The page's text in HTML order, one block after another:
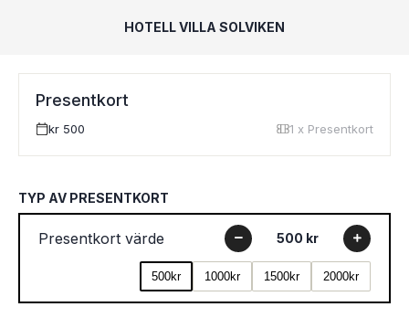
HOTELL VILLA SOLVIKEN
Presentkort
kr 500 1 x Presentkort
TYP AV PRESENTKORT
Presentkort värde 500 kr
500kr 1000kr 1500kr 2000kr